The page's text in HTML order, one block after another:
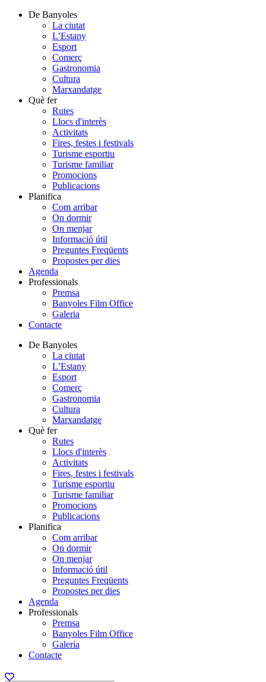
De Banyoles
La ciutat
L’Estany
Esport
Comerç
Gastronomia
Cultura
Marxandatge
Què fer
Rutes
Llocs d'interès
Activitats
Fires, festes i festivals
Turisme esportiu
Turisme familiar
Promocions
Publicacions
Planifica
Com arribar
On dormir
On menjar
Informació útil
Preguntes Freqüents
Propostes per dies
Agenda
Professionals
Premsa
Banyoles Film Office
Galeria
Contacte
De Banyoles
La ciutat
L’Estany
Esport
Comerç
Gastronomia
Cultura
Marxandatge
Què fer
Rutes
Llocs d'interès
Activitats
Fires, festes i festivals
Turisme esportiu
Turisme familiar
Promocions
Publicacions
Planifica
Com arribar
On dormir
On menjar
Informació útil
Preguntes Freqüents
Propostes per dies
Agenda
Professionals
Premsa
Banyoles Film Office
Galeria
Contacte